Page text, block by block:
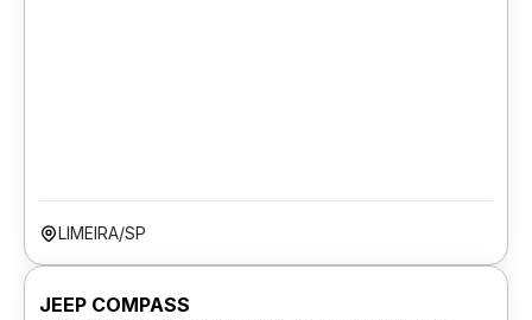
LIMEIRA/SP
JEEP COMPASS